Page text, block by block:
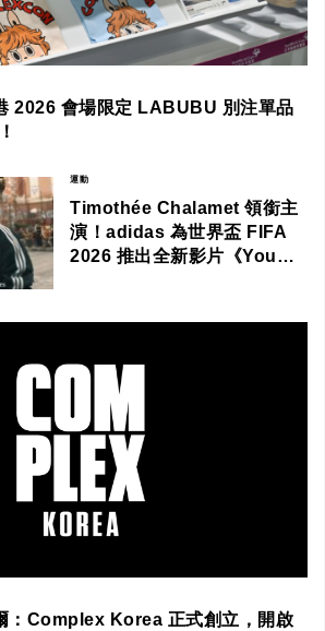
2026 會場限定 LABUBU 別注單品
運動
Timothée Chalamet 領銜主
演！adidas 為世界盃 FIFA
2026 推出全新影片《You
：Complex Korea 正式創立，開啟